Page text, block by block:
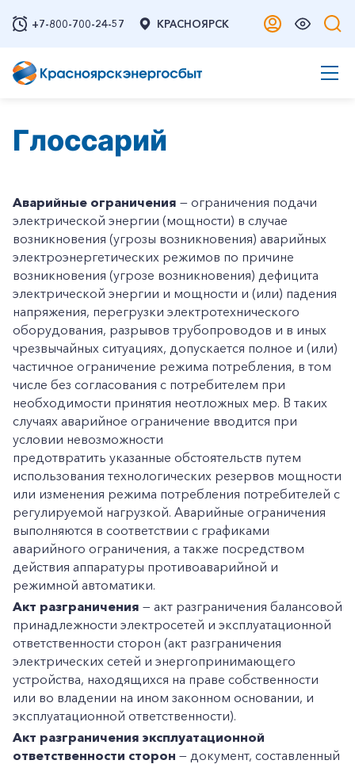
+7-800-700-24-57 КРАСНОЯРСК
Глоссарий
Аварийные ограничения — ограничения подачи
электрической энергии (мощности) в случае
возникновения (угрозы возникновения) аварийных
электроэнергетических режимов по причине
возникновения (угрозе возникновения) дефицита
электрической энергии и мощности и (или) падения
напряжения, перегрузки электротехнического
оборудования, разрывов трубопроводов и в иных
чрезвычайных ситуациях, допускается полное и (или)
частичное ограничение режима потребления, в том
числе без согласования с потребителем при
необходимости принятия неотложных мер. В таких
случаях аварийное ограничение вводится при
условии невозможности
предотвратить указанные обстоятельств путем
использования технологических резервов мощности
или изменения режима потребления потребителей с
регулируемой нагрузкой. Аварийные ограничения
выполняются в соответствии с графиками
аварийного ограничения, а также посредством
действия аппаратуры противоаварийной и
режимной автоматики.
Акт разграничения — акт разграничения балансовой
принадлежности электросетей и эксплуатационной
ответственности сторон (акт разграничения
электрических сетей и энергопринимающего
устройства, находящихся на праве собственности
или во владении на ином законном основании, и
эксплуатационной ответственности).
Акт разграничения эксплуатационной
ответственности сторон — документ, составленный